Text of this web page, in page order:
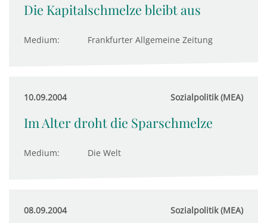
Die Kapitalschmelze bleibt aus
Medium: Frankfurter Allgemeine Zeitung
10.09.2004 Sozialpolitik (MEA)
Im Alter droht die Sparschmelze
Medium: Die Welt
08.09.2004 Sozialpolitik (MEA)